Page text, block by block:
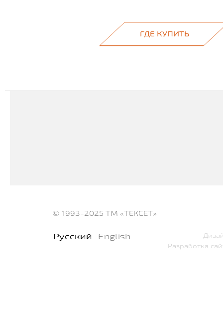
ГДЕ КУПИТЬ
Русский English
© 1993-2025 ТМ «ТЕКСЕТ»
Разработка